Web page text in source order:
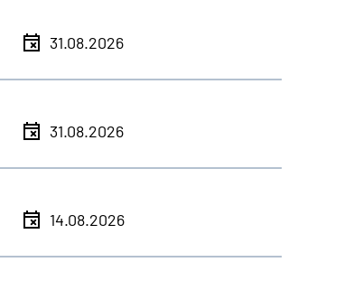
31.08.2026
31.08.2026
14.08.2026